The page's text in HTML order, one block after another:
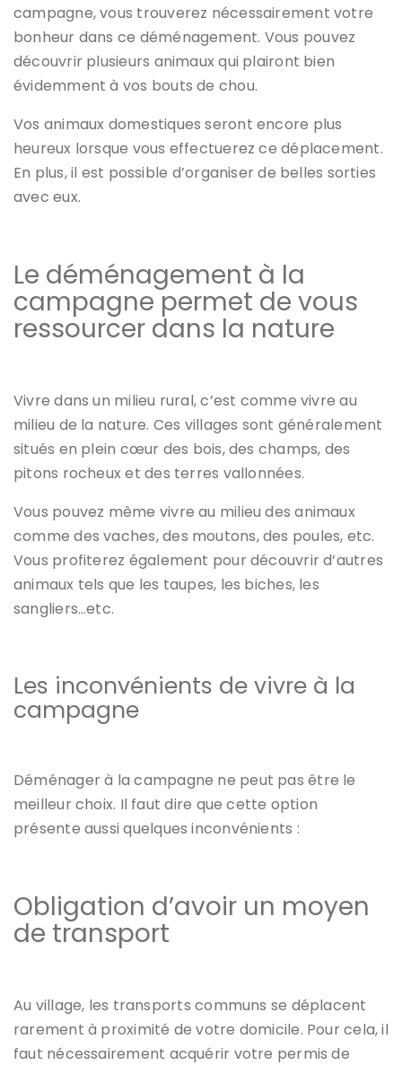
campagne, vous trouverez nécessairement votre
bonheur dans ce déménagement. Vous pouvez
découvrir plusieurs animaux qui plairont bien
évidemment à vos bouts de chou.
Vos animaux domestiques seront encore plus
heureux lorsque vous effectuerez ce déplacement.
En plus, il est possible d’organiser de belles sorties
avec eux.
Le déménagement à la
campagne permet de vous
ressourcer dans la nature
Vivre dans un milieu rural, c’est comme vivre au
milieu de la nature. Ces villages sont généralement
situés en plein cœur des bois, des champs, des
pitons rocheux et des terres vallonnées.
Vous pouvez même vivre au milieu des animaux
comme des vaches, des moutons, des poules, etc.
Vous profiterez également pour découvrir d’autres
animaux tels que les taupes, les biches, les
sangliers…etc.
Les inconvénients de vivre à la
campagne
Déménager à la campagne ne peut pas être le
meilleur choix. Il faut dire que cette option
présente aussi quelques inconvénients :
Obligation d’avoir un moyen
de transport
Au village, les transports communs se déplacent
rarement à proximité de votre domicile. Pour cela, il
faut nécessairement acquérir votre permis de